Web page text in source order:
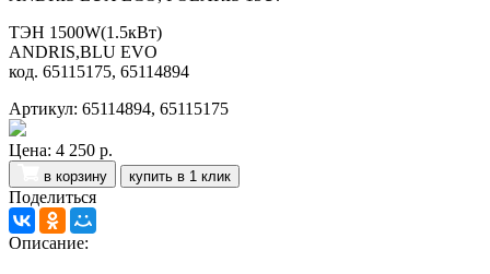
ТЭН 1500W(1.5кВт)
ANDRIS,BLU EVO
код. 65115175, 65114894
Артикул: 65114894, 65115175
Цена: 4 250 р.
в корзину купить в 1 клик
Поделиться
Описание: